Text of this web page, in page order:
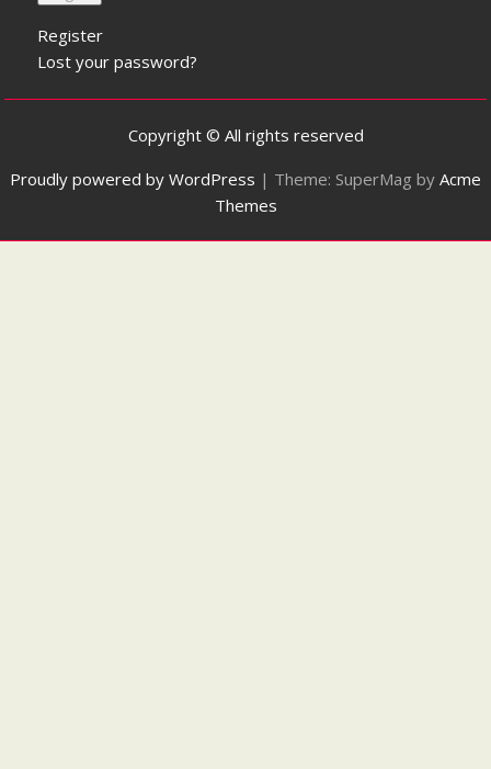
Register
Lost your password?
Copyright © All rights reserved
Proudly powered by WordPress | Theme: SuperMag by Acme
Themes